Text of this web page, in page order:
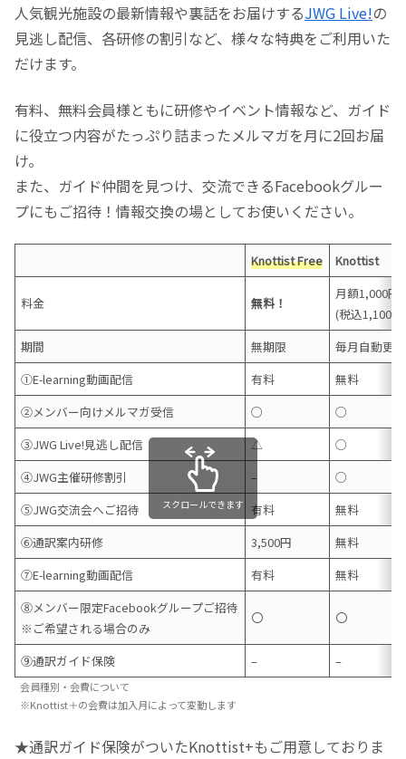
人気観光施設の最新情報や裏話をお届けするJWG Live!の
見逃し配信、各研修の割引など、様々な特典をご利用いた
だけます。
有料、無料会員様ともに研修やイベント情報など、ガイド
に役立つ内容がたっぷり詰まったメルマガを月に2回お届
け。
また、ガイド仲間を見つけ、交流できるFacebookグルー
プにもご招待！情報交換の場としてお使いください。
Knottist Free Knottist
料金 無料！
月額1,000円
(税込1,100
期間
無期限
毎月自動更新
①E-learning動画配信
有料
無料
②メンバー向けメルマガ受信
○
○
③JWG Live!見逃し配信
△
○
④JWG主催研修割引
–
○
⑤JWG交流会へご招待
有料
無料
⑥通訳案内研修
3,500円
無料
⑦E-learning動画配信
有料
無料
⑧メンバー限定Facebookグループご招待
※ご希望される場合のみ
〇 〇
⑨通訳ガイド保険 – –
スクロールできます
会員種別・会費について
※Knottist＋の会費は加入月によって変動します
★通訳ガイド保険がついたKnottist+もご用意しておりま